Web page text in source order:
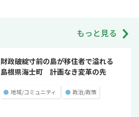
もっと見る
財政破綻寸前の島が移住者で溢れる
島根県海士町 計画なき変革の先
● 地域/コミュニティ ● 政治/政策